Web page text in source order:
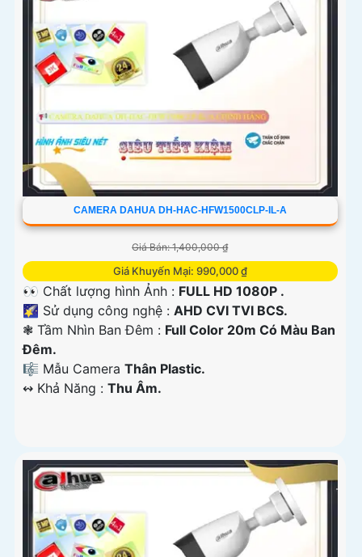
CAMERA DAHUA DH-HAC-HFW1500CLP-IL-A
Giá Bán: 1,400,000 ₫
Giá Khuyến Mại: 990,000 ₫
👀 Chất lượng hình Ảnh : FULL HD 1080P .
🌠 Sử dụng công nghệ : AHD CVI TVI BCS.
❃ Tầm Nhìn Ban Đêm : Full Color 20m Có Màu Ban
Đêm.
🎼️ Mẫu Camera Thân Plastic.
️↭ Khả Năng : Thu Âm.